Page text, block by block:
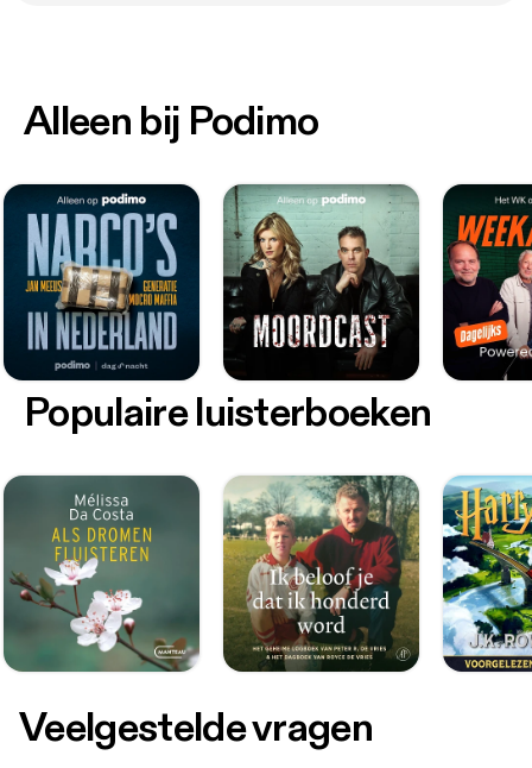
Alleen bij Podimo
Populaire luisterboeken
Veelgestelde vragen